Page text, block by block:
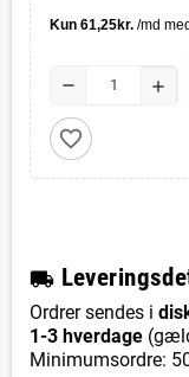
remove add
favorite_border
local_shipping L
Ordrer sendes i
1-3 hverdage
Minimumsordre: